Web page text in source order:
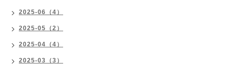
2025-06（4）
2025-05（2）
2025-04（4）
2025-03（3）